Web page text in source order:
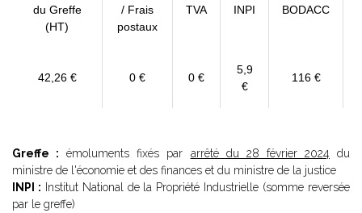
du Greffe
(HT)
/ Frais
postaux
TVA INPI BODACC
42,26 € 0 € 0 €
5,9
€
116 €
Greffe : émoluments fixés par arrêté du 28 février 2024 du
ministre de l'économie et des finances et du ministre de la justice
INPI : Institut National de la Propriété Industrielle (somme reversée
par le greffe)